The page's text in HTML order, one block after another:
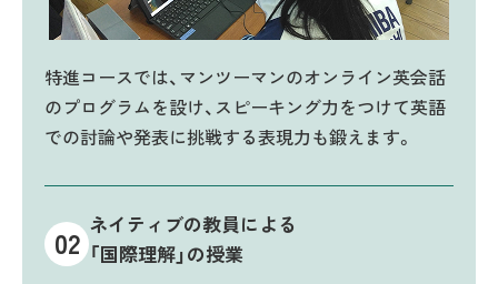
特進コースでは、マンツーマンのオンライン英会話
のプログラムを設け、スピーキング力をつけて英語
での討論や発表に挑戦する表現力も鍛えます。
02 ネイティブの教員による
「国際理解」の授業